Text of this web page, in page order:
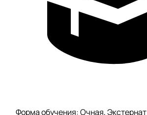
Форма обучения: Очная, Экстернат